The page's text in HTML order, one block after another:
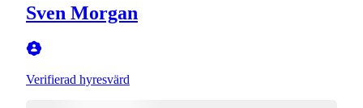
Sven Morgan
Verifierad hyresvärd